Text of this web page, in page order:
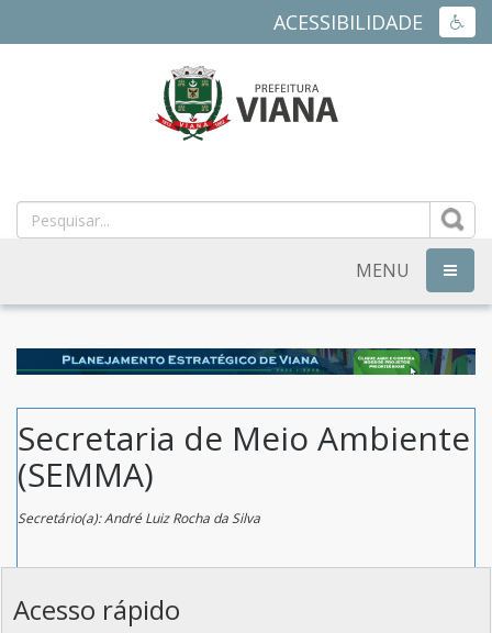
ACESSIBILIDADE
MUNICIPAL
DE
VIANA
ES
MENU
Secretaria de Meio Ambiente
(SEMMA)
Secretário(a): André Luiz Rocha da Silva
Acesso rápido